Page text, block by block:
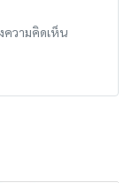
ความคิดเห็น